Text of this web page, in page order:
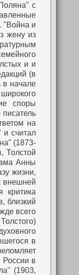
с
"Война и
жену из
и и
(в
в начале
споры
на
и считал
(1873-
Толстой
Анны
жизни,
внешней
критика
близкий
всего
в
России в
(1903,